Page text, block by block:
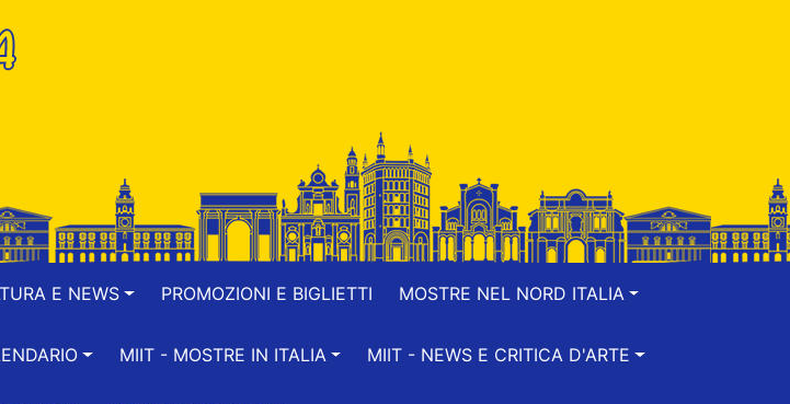
E NEWS PROMOZIONI E BIGLIETTI MOSTRE NEL NORD ITALIA
MIIT - MOSTRE IN ITALIA MIIT - NEWS E CRITICA D'ARTE